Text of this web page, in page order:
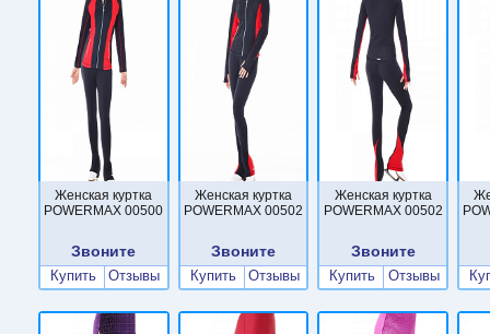
Женская куртка
POWERMAX 00500
Звоните
Купить Отзывы
Женская куртка
POWERMAX 00502
Звоните
Купить Отзывы
Женская куртка
POWERMAX 00502
Звоните
Купить Отзывы